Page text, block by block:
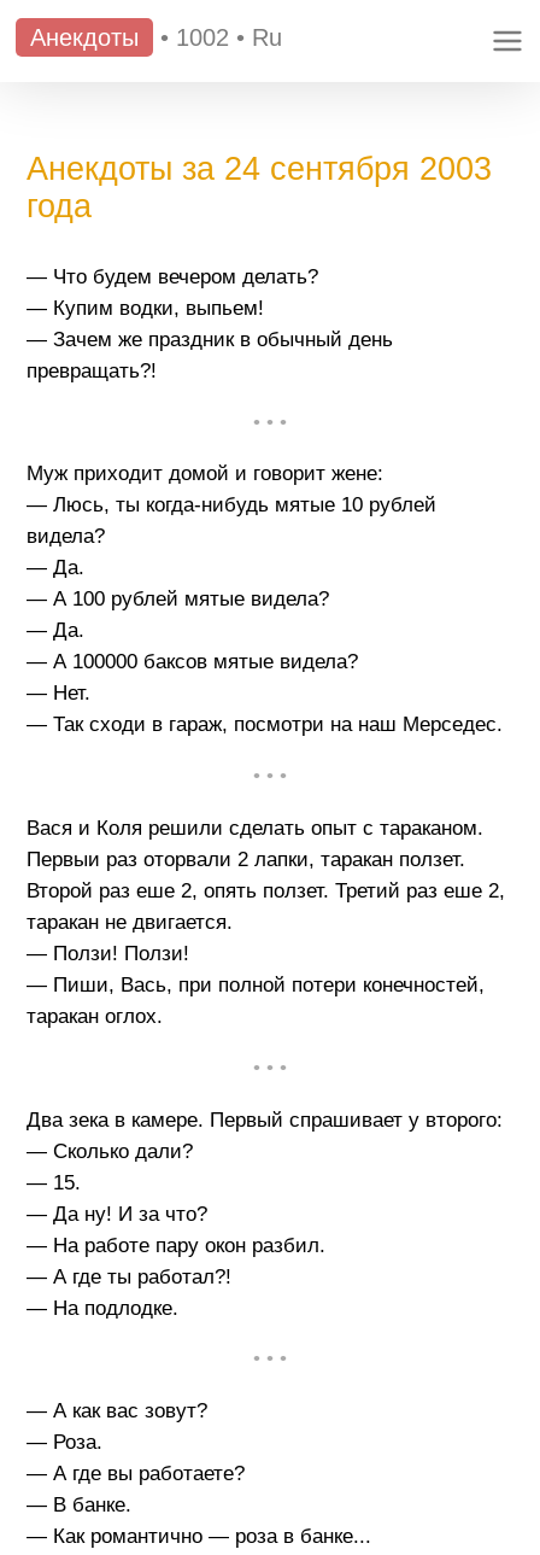
Анекдоты • 1002 • Ru
Анекдоты за 24 сентября 2003
года
— Что будем вечером делать?
— Купим водки, выпьем!
— Зачем же праздник в обычный день
превращать?!
• • •
Муж приходит домой и говорит жене:
— Люсь, ты когда-нибудь мятые 10 рублей
видела?
— Да.
— А 100 рублей мятые видела?
— Да.
— А 100000 баксов мятые видела?
— Нет.
— Так сходи в гараж, посмотри на наш Мерседес.
• • •
Вася и Коля решили сделать опыт с тараканом.
Первыи раз оторвали 2 лапки, таракан ползет.
Второй раз еше 2, опять ползет. Третий раз еше 2,
таракан не двигается.
— Ползи! Ползи!
— Пиши, Вась, при полной потери конечностей,
таракан оглох.
• • •
Два зека в камере. Первый спрашивает у второго:
— Сколько дали?
— 15.
— Да ну! И за что?
— На работе пару окон разбил.
— А где ты работал?!
— На подлодке.
• • •
— А как вас зовут?
— Роза.
— А где вы работаете?
— В банке.
— Как романтично — роза в банке...